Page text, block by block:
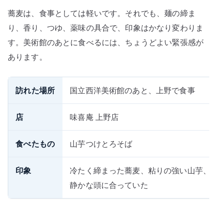
蕎麦は、食事としては軽いです。それでも、麺の締ま
り、香り、つゆ、薬味の具合で、印象はかなり変わりま
す。美術館のあとに食べるには、ちょうどよい緊張感が
あります。
訪れた場所 国立西洋美術館のあと、上野で食事
店 味喜庵 上野店
食べたもの 山芋つけとろそば
印象
冷たく締まった蕎麦、粘りの強い山芋、
静かな頭に合っていた